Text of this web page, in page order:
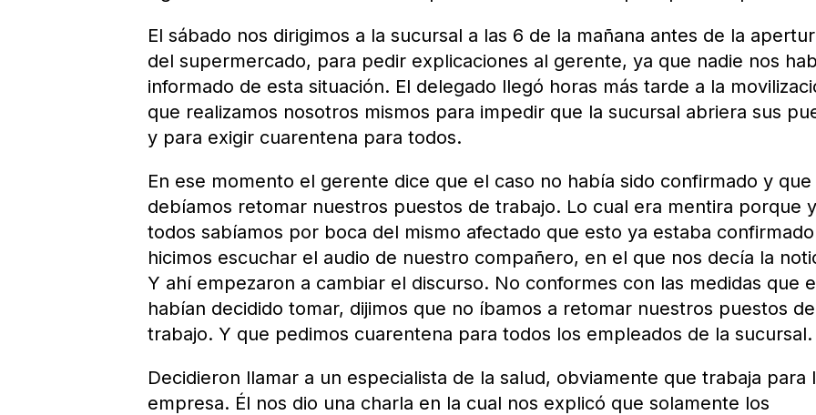
El sábado nos dirigimos a la sucursal a las 6 de la mañana antes de la
del supermercado, para pedir explicaciones al gerente, ya que nadie nos
informado de esta situación. El delegado llegó horas más tarde a la
que realizamos nosotros mismos para impedir que la sucursal abriera sus
y para exigir cuarentena para todos.
En ese momento el gerente dice que el caso no había sido confirmado y que
debíamos retomar nuestros puestos de trabajo. Lo cual era mentira porque
todos sabíamos por boca del mismo afectado que esto ya estaba
hicimos escuchar el audio de nuestro compañero, en el que nos decía la
Y ahí empezaron a cambiar el discurso. No conformes con las medidas que
habían decidido tomar, dijimos que no íbamos a retomar nuestros puestos de
trabajo. Y que pedimos cuarentena para todos los empleados de la sucursal.
Decidieron llamar a un especialista de la salud, obviamente que trabaja para
empresa. Él nos dio una charla en la cual nos explicó que solamente los